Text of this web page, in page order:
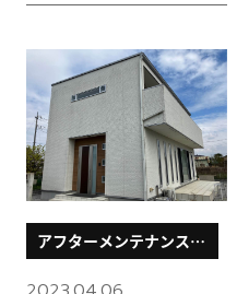
アフターメンテナンスブ